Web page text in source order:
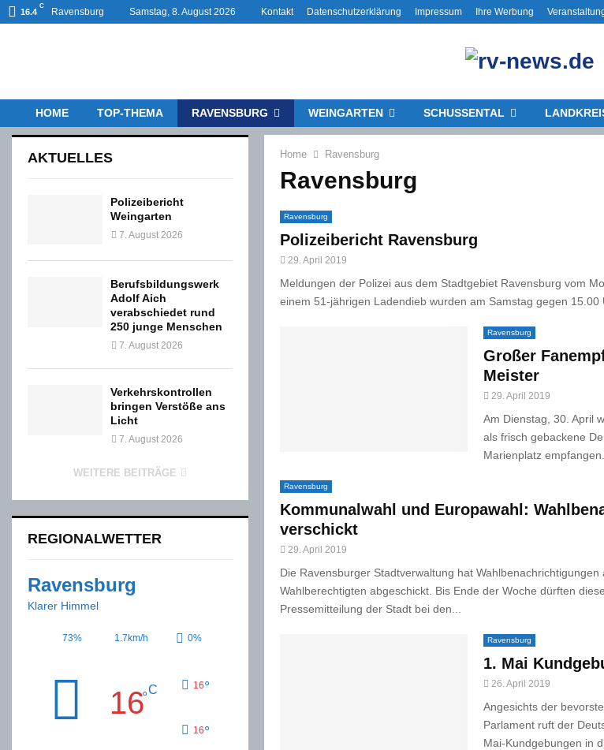
16.4
C
Ravensburg Samstag, 8. August 2026 Kontakt Datenschutzerklärung Impressum Ihre Werbung
HOME TOP-THEMA RAVENSBURG WEINGARTEN SCHUSSENTAL
Home Ravensburg
Ravensburg
Ravensburg
Polizeibericht Ravensburg
29. April 2019
Meldungen der Polizei aus dem Stadtgebiet Ravensburg vom
einem 51-jährigen Ladendieb wurden am Samstag gegen 15.00
Ravensburg
Großer
Meister
29. April 2019
Am Dienstag, 30. April
als frisch gebackene
Marienplatz
Ravensburg
Kommunalwahl und Europawahl:
verschickt
29. April 2019
Die Ravensburger Stadtverwaltung hat
Wahlberechtigten abgeschickt. Bis Ende der Woche dürften
Pressemitteilung der Stadt bei den...
Ravensburg
1. Mai
26. April 2019
Angesichts der
Parlament ruft der
Mai-Kundgebungen in
AKTUELLES
Polizeibericht
Weingarten
7. August 2026
Berufsbildungswerk
Adolf Aich
verabschiedet rund
250 junge Menschen
7. August 2026
Verkehrskontrollen
bringen Verstöße ans
Licht
7. August 2026
WEITERE BEITRÄGE
REGIONALWETTER
Ravensburg
Klarer Himmel
73% 1.7km/h 0%
16°C 16°
16°